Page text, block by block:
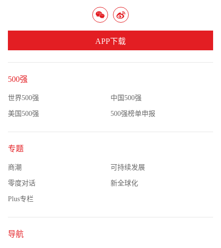
500强
世界500强 中国500强
美国500强 500强榜单申报
专题
商潮 可持续发展
零度对话 新全球化
Plus专栏
导航
APP下载